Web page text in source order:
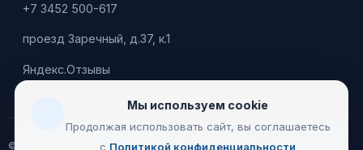
+7 3452 500-617
проезд Заречный, д.37, к.1
Яндекс.Отзывы
© 2026 Leontiev Clinic
Мы используем cookie
Продолжая использовать сайт, вы соглашаетесь
с Политикой конфиденциальности